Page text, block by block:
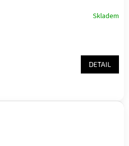
Skladem
DETAIL